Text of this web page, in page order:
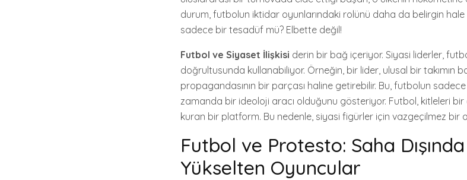
durum, futbolun iktidar oyunlarındaki rolünü daha da belirgin hale
sadece bir tesadüf mü? Elbette değil!
Futbol ve Siyaset İlişkisi derin bir bağ içeriyor. Siyasi liderler,
doğrultusunda kullanabiliyor. Örneğin, bir lider, ulusal bir takımın
propagandasının bir parçası haline getirebilir. Bu, futbolun sadece
zamanda bir ideoloji aracı olduğunu gösteriyor. Futbol, kitleleri
kuran bir platform. Bu nedenle, siyasi figürler için vazgeçilmez bir
Futbol ve Protesto: Saha
Yükselten Oyuncular